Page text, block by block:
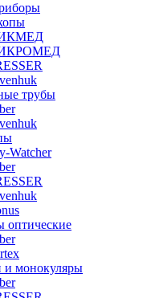
трубы
Watcher
оптические
и монокуляры